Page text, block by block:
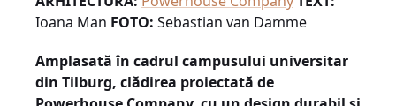
Ioana Man FOTO: Sebastian van Damme
Amplasată în cadrul campusului universitar
din Tilburg, clădirea proiectată de